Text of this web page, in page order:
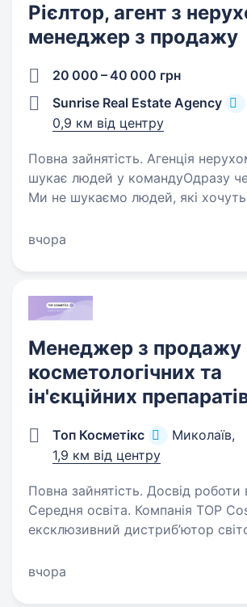
Рієлтор, агент з
менеджер з продажу
20 000 – 40 000 грн
Sunrise Real Estate Agency
0,9 км від центру
Повна зайнятість. Агенція нерухомості Sunrise
шукає людей у командуОдразу
Ми не шукаємо людей, які
зайти у складну професію через
вчора
Менеджер з продажу
косметологічних та
ін'єкційних
Топ Косметікс
Миколаїв,
1,9 км від центру
Повна зайнятість. Досвід роботи
Середня освіта. Компанія TOP Cosmetics —
ексклюзивний дистриб’ютор
Менеджера з продажу
вчора